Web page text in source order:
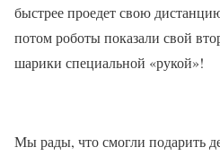
быстрее проедет свою
потом роботы показали свой
шарики специальной «рукой»!
Мы рады, что смогли подарить